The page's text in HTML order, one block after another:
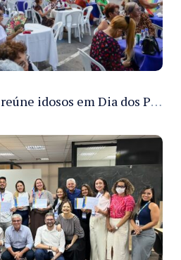
Bolerão da Saudade reúne idosos em Dia dos Pais promovido pela Fundação Dr. Thomas em Manaus